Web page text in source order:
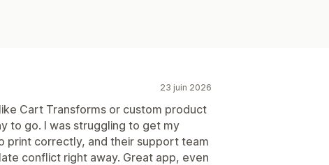
23 juin 2026
Cart Transforms or custom product
to go. I was struggling to get my
print correctly, and their support team
conflict right away. Great app, even